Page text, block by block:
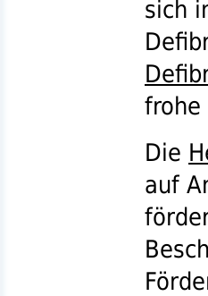
sich
frohe
Die
auf